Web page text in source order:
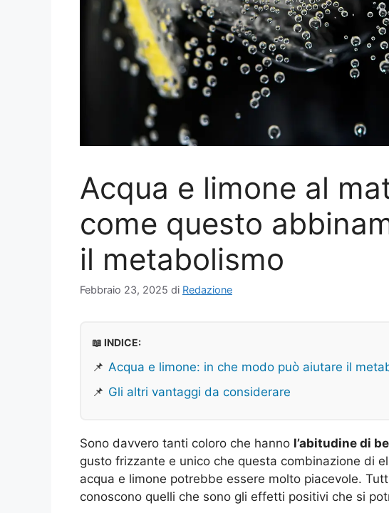
Acqua e limone al
come questo
il metabolismo
Febbraio 23, 2025 di Redazione
📖 INDICE:
📌 Acqua e limone: in che modo può aiutare il
📌 Gli altri vantaggi da considerare
Sono davvero tanti coloro che hanno l’abitudine di
gusto frizzante e unico che questa combinazione di
acqua e limone potrebbe essere molto piacevole.
conoscono quelli che sono gli effetti positivi che si